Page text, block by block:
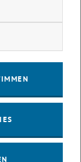
zulassen
zulassen